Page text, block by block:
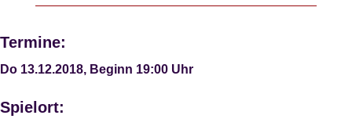
Termine:
Do 13.12.2018, Beginn 19:00 Uhr
Spielort: